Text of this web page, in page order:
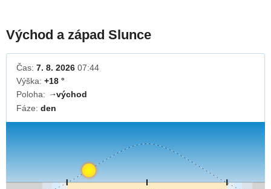
Východ a západ Slunce
Čas: 7. 8. 2026 07:44
Výška: +18 °
Poloha:
↓východ
Fáze: den